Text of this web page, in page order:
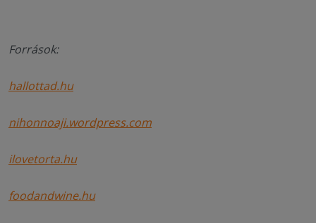
Források:
hallottad.hu
nihonnoaji.wordpress.com
ilovetorta.hu
foodandwine.hu